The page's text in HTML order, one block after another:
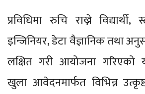
प्रविधिमा रुचि राख्ने
इन्जिनियर, डेटा वैज्ञानिक तथा
लक्षित गरी आयोजना गरिएको
खुला आवेदनमार्फत विभिन्न